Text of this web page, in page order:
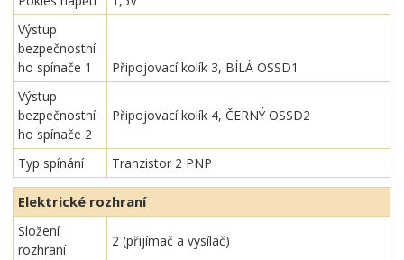
Výstup
bezpečnostní
ho spínače 1
Připojovací kolík 3, BÍLÁ OSSD1
Výstup
bezpečnostní
ho spínače 2
Připojovací kolík 4, ČERNÝ OSSD2
Typ spínání Tranzistor 2 PNP
Elektrické rozhraní
Složení
rozhraní
2 (přijímač a vysílač)